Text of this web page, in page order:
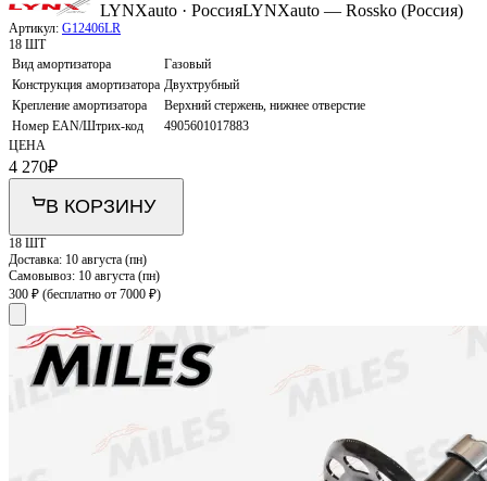
LYNXauto · РоссияLYNXauto — Rossko (Россия)
Артикул: G12406LR
18 ШТ
Вид амортизатора
Газовый
Конструкция амортизатора Двухтрубный
Крепление амортизатора
Верхний стержень, нижнее отверстие
Номер EAN/Штрих-код
4905601017883
ЦЕНА
4 270₽
В КОРЗИНУ
18 ШТ
Доставка: 10 августа (пн)
Самовывоз: 10 августа (пн)
300 ₽ (бесплатно от 7000 ₽)